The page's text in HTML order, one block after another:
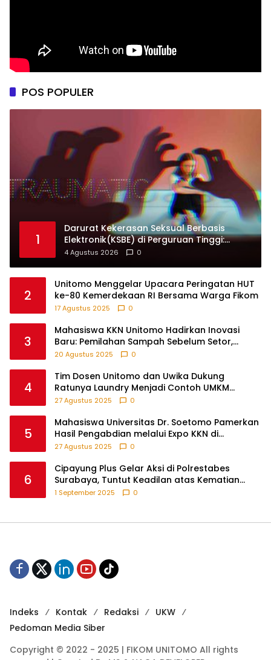
POS POPULER
1
Darurat Kekerasan Seksual Berbasis
Elektronik(KSBE) di Perguruan Tinggi:
Ungkap Krisis Kepercayaan Institusional.
4 Agustus 2026 0
2
Unitomo Menggelar Upacara Peringatan HUT
ke-80 Kemerdekaan RI Bersama Warga Fikom
17 Agustus 2025 0
3
Mahasiswa KKN Unitomo Hadirkan Inovasi
Baru: Pemilahan Sampah Sebelum Setor,
Anak-anak Turut Partisipasi Lewat Game
20 Agustus 2025 0
4
Tim Dosen Unitomo dan Uwika Dukung
Ratunya Laundry Menjadi Contoh UMKM
Berbasis Teknologi
27 Agustus 2025 0
5
Mahasiswa Universitas Dr. Soetomo Pamerkan
Hasil Pengabdian melalui Expo KKN di
Krejengan, Probolinggo
27 Agustus 2025 0
6
Cipayung Plus Gelar Aksi di Polrestabes
Surabaya, Tuntut Keadilan atas Kematian
Pengemudi Ojek Online dan Tindakan Represif
1 September 2025 0
Indeks Kontak Redaksi
UKW
Pedoman Media Siber
Copyright © 2022 - 2025 | FIKOM UNITOMO All rights